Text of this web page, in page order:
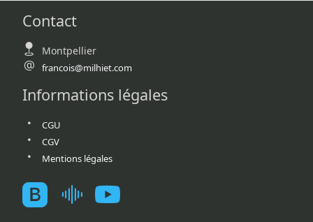
Contact
Montpellier
francois@milhiet.com
Informations légales
CGU
CGV
Mentions légales